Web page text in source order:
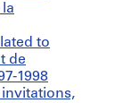
to
de
1998
invitations,